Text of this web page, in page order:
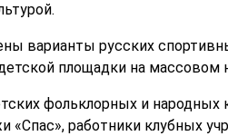
варианты русских
площадки на массовом
фольклорных и
работники клубных